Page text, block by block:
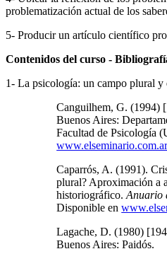
problematización actual de los
5- Producir un artículo científico
Contenidos del curso -
1- La psicología: un campo plural y
Canguilhem, G. (1994)
Buenos Aires:
Facultad de Psicología
Caparrós, A. (1991).
plural? Aproximación a
historiográfico. Anuario
Disponible en
Lagache, D. (1980)
Buenos Aires: Paidós.